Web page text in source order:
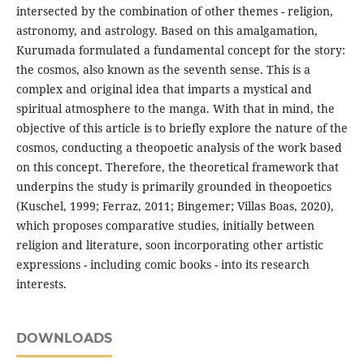
intersected by the combination of other themes - religion,
astronomy, and astrology. Based on this amalgamation,
Kurumada formulated a fundamental concept for the story:
the cosmos, also known as the seventh sense. This is a
complex and original idea that imparts a mystical and
spiritual atmosphere to the manga. With that in mind, the
objective of this article is to briefly explore the nature of the
cosmos, conducting a theopoetic analysis of the work based
on this concept. Therefore, the theoretical framework that
underpins the study is primarily grounded in theopoetics
(Kuschel, 1999; Ferraz, 2011; Bingemer; Villas Boas, 2020),
which proposes comparative studies, initially between
religion and literature, soon incorporating other artistic
expressions - including comic books - into its research
interests.
DOWNLOADS